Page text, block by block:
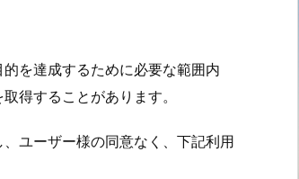
を達成するために必要な範囲内
得することがあります。
ユーザー様の同意なく、下記利用